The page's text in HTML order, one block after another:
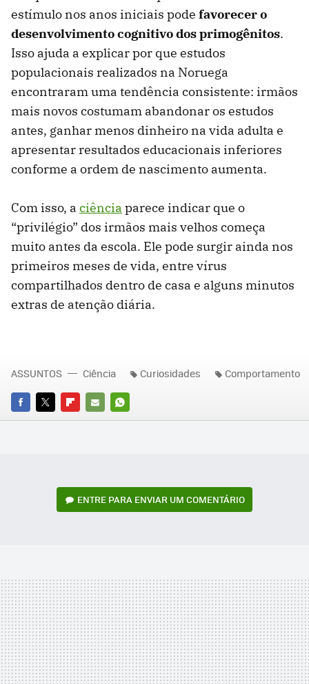
estímulo nos anos iniciais pode favorecer o
desenvolvimento cognitivo dos primogênitos.
Isso ajuda a explicar por que estudos
populacionais realizados na Noruega
encontraram uma tendência consistente: irmãos
mais novos costumam abandonar os estudos
antes, ganhar menos dinheiro na vida adulta e
apresentar resultados educacionais inferiores
conforme a ordem de nascimento aumenta.
Com isso, a ciência parece indicar que o
“privilégio” dos irmãos mais velhos começa
muito antes da escola. Ele pode surgir ainda nos
primeiros meses de vida, entre vírus
compartilhados dentro de casa e alguns minutos
extras de atenção diária.
FACEBOOK
TWITTERFLIPBOARD
E-
WHATSAPP
ASSUNTOS Ciência Curiosidades Comportamento
ENTRE PARA ENVIAR UM COMENTÁRIO